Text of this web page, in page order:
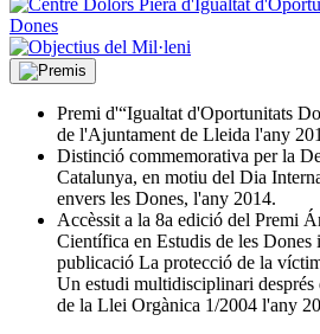
Premi d'“Igualtat d'Oportunitats
de l'Ajuntament de Lleida l'any
Distinció commemorativa per la
Catalunya, en motiu del Dia
envers les Dones, l'any 2014.
Accèssit a la 8a edició del Premi
Científica en Estudis de les Dones
publicació La protecció de la
Un estudi multidisciplinari
de la Llei Orgànica 1/2004 l'any